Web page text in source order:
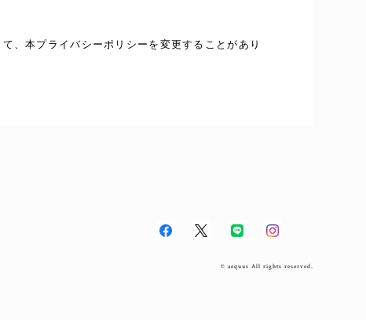
、本プライバシーポリシーを変更することがあり
© aequus All rights reserved.